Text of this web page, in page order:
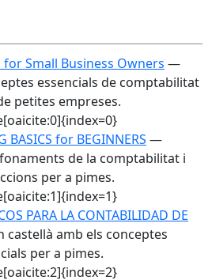
Small Business Owners —
essencials de comptabilitat
petites empreses.
BASICS for BEGINNERS —
de la comptabilitat i
per a pimes.
PARA LA CONTABILIDAD DE
castellà amb els conceptes
per a pimes.